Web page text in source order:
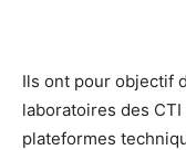
Ils ont pour objectif
laboratoires des
plateformes